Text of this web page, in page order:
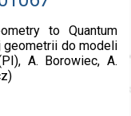
to Quantum
geometrii do modeli
A. Borowiec, A.